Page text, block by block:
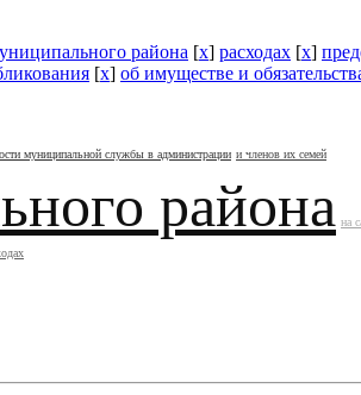
района [x] расходах [x]
[x] об имуществе и
муниципальной службы в администрации и членов их семей
района на